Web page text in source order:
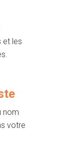
et les
nom
votre